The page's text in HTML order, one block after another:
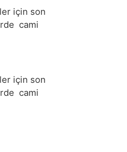
için son
cami
için son
cami